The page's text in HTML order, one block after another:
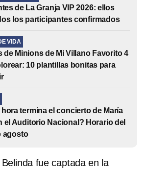
de La Granja VIP 2026: ellos
los participantes confirmados
VIDA
de Minions de Mi Villano Favorito 4
10 plantillas bonitas para
hora termina el concierto de María
el Auditorio Nacional? Horario del
agosto
fue captada en la